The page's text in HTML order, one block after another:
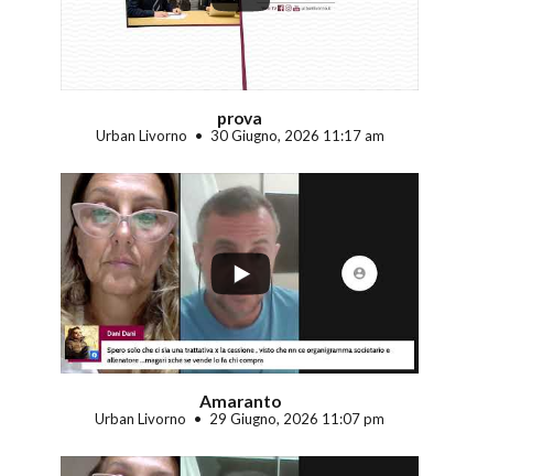
prova
Urban Livorno 30 Giugno, 2026 11:17 am
...
Amaranto
Urban Livorno 29 Giugno, 2026 11:07 pm